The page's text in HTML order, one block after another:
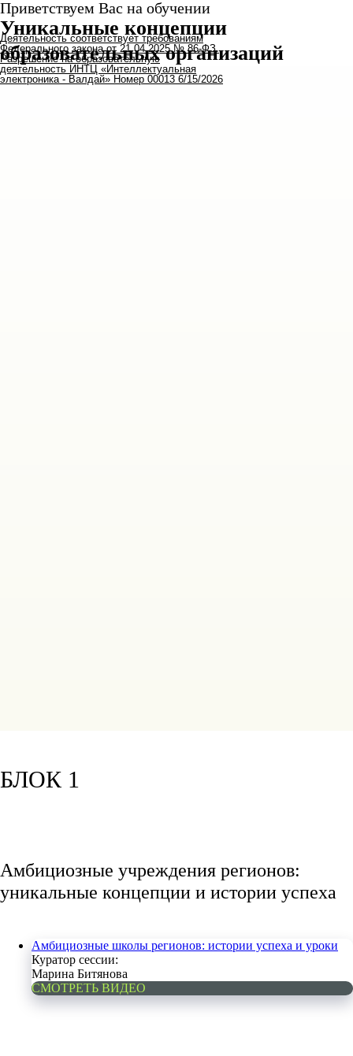
Деятельность соответствует требованиям
Федерального закона от 21.04.2025 № 86-ФЗ.
Разрешение на образовательную
деятельность ИНТЦ «Интеллектуальная
электроника - Валдай» Номер 00013 6/15/2026
Приветствуем Вас на обучении
Уникальные концепции
образовательных организаций
БЛОК 1
Амбициозные учреждения регионов:
уникальные концепции и истории успеха
Амбициозные школы регионов: истории успеха и уроки
Куратор сессии:
Марина Битянова
СМОТРЕТЬ ВИДЕО